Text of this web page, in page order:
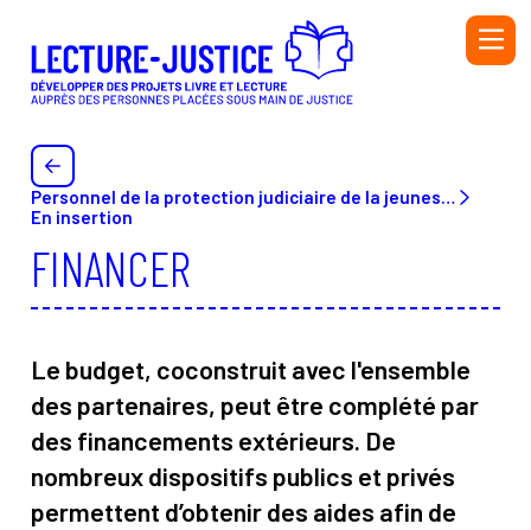
Personnel de la protection judiciaire de la jeunesse (PJJ) ou du secteur associatif habilité (SAH) et de l’Éducation nationale
En insertion
FINANCER
Le budget, coconstruit avec l'ensemble
des partenaires, peut être complété par
des financements extérieurs. De
nombreux dispositifs publics et privés
permettent d’obtenir des aides afin de
PERSONNEL DE L'ADMINISTRATION PÉNITENTIAIRE ET
PERSONNEL DE LA PROTECTION JUDICIAIRE DE LA
JEUNESSE (PJJ), DU SECTEUR ASSOCIATIF HABILITÉ
(SAH) ET DE L'ÉDUCATION NATIONALE
BIBLIOTHÉCAIRE
BÉNÉVOLE OU SALARIÉ·E D’UNE ASSOCIATION
INTERVENANT·E
Initiatives Ressources
Annuaire Glossaire